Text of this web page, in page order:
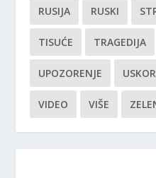
RUSIJA RUSKI
TISUĆE TRAGEDIJA
UPOZORENJE
VIDEO VIŠE